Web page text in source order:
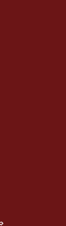
من
جميع الحقوق